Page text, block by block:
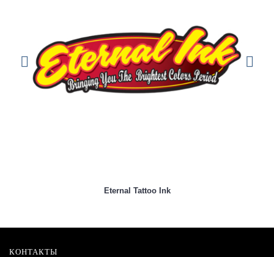
Eternal Tattoo Ink
КОНТАКТЫ